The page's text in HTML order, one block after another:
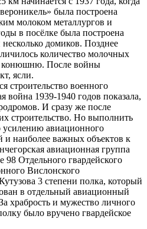
была построена
молоком металлургов и
в посёлке была построена
домиков. Позднее
количество молочных
конюшню. После войны
ясли.
строительство военного
война 1939-1940 годов показала,
И сразу же после
строительство. Но выполнить
усилению авиационного
и наиболее важных объектов к
авиационная группа
98 Отдельного гвардейского
Вислонского
3 степени полка, который
в отдельный авиационный
храбрость и мужество личного
было вручено гвардейское